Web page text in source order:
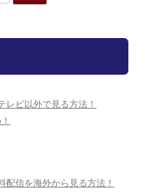
レビ以外で見る方法！
配信を海外から見る方法！